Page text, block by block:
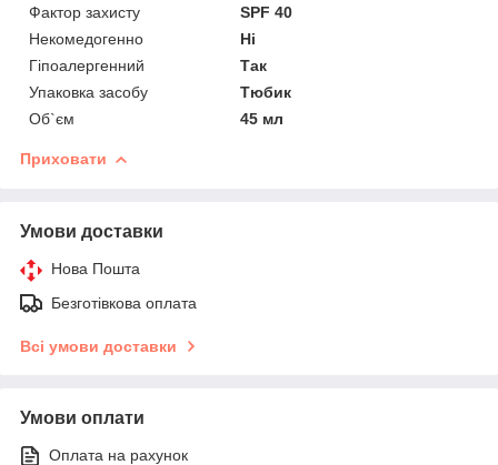
Фактор захисту
SPF 40
Некомедогенно
Ні
Гіпоалергенний
Так
Упаковка засобу
Тюбик
Об`єм
45 мл
Приховати
Умови доставки
Нова Пошта
Безготівкова оплата
Всі умови доставки
Умови оплати
Оплата на рахунок